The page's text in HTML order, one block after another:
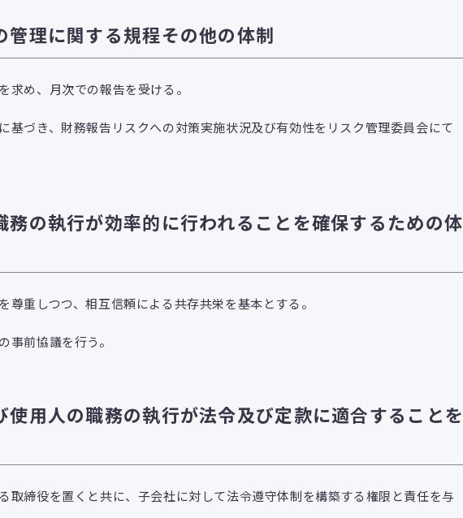
管理に関する規程その他の体制
求め、月次での報告を受ける。
基づき、財務報告リスクへの対策実施状況及び有効性をリスク管理委員会にて
の執行が効率的に行われることを確保するための体
尊重しつつ、相互信頼による共存共栄を基本とする。
事前協議を行う。
使用人の職務の執行が法令及び定款に適合することを
取締役を置くと共に、子会社に対して法令遵守体制を構築する権限と責任を与